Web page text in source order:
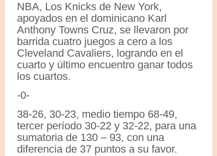
NBA, Los Knicks de New York,
apoyados en el dominicano Karl
Anthony Towns Cruz, se llevaron por
barrida cuatro juegos a cero a los
Cleveland Cavaliers, logrando en el
cuarto y último encuentro ganar todos
los cuartos.
-0-
38-26, 30-23, medio tiempo 68-49,
tercer período 30-22 y 32-22, para una
sumatoria de 130 – 93, con una
diferencia de 37 puntos a su favor.